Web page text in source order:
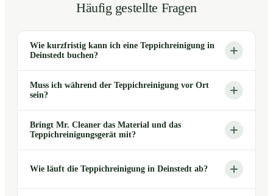
Häufig gestellte Fragen
Wie kurzfristig kann ich eine Teppichreinigung in
Deinstedt buchen?
Muss ich während der Teppichreinigung vor Ort
sein?
Bringt Mr. Cleaner das Material und das
Teppichreinigungsgerät mit?
Wie läuft die Teppichreinigung in Deinstedt ab?